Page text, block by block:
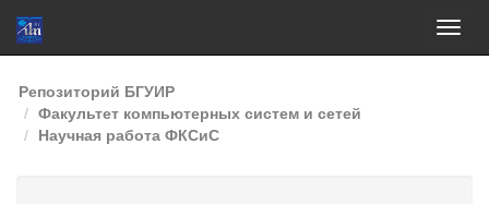
Skip
navigation
Репозиторий БГУИР
Факультет компьютерных систем и сетей
Научная работа ФКСиС